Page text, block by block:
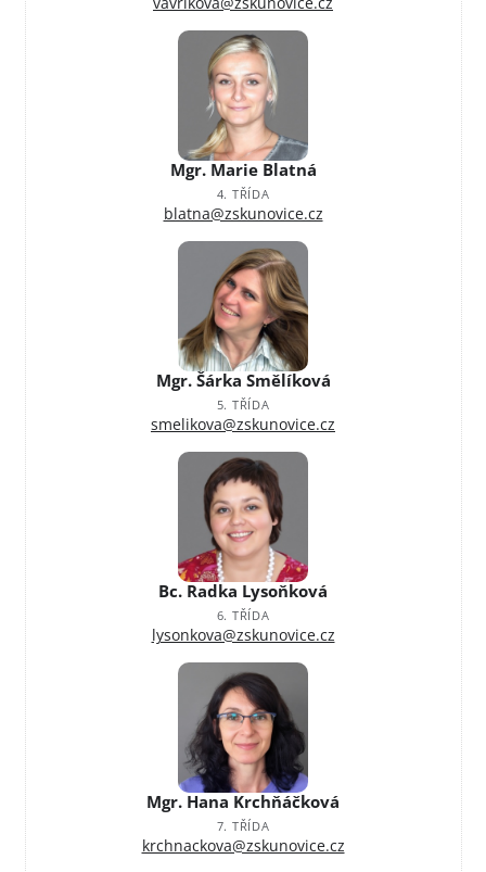
Mgr. Marie Blatná
4. TŘÍDA
blatna@zskunovice.cz
Mgr. Šárka Smělíková
5. TŘÍDA
smelikova@zskunovice.cz
Bc. Radka Lysoňková
6. TŘÍDA
lysonkova@zskunovice.cz
Mgr. Hana Krchňáčková
7. TŘÍDA
krchnackova@zskunovice.cz